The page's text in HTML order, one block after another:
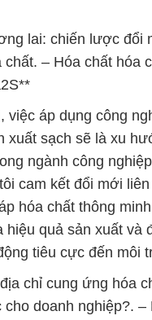
lai: chiến lược đổi
chất. – Hóa chất hóa
việc áp dụng công
xuất sạch sẽ là xu
ngành công
cam kết đổi mới
hóa chất thông
hiệu quả sản xuất và
tiêu cực đến môi
chỉ cung ứng hóa
doanh nghiệp?. –